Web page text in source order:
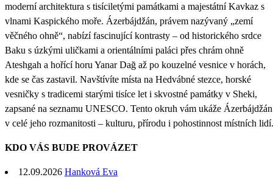
moderní architektura s tisíciletými památkami a majestátní Kavkaz s
vlnami Kaspického moře. Ázerbájdžán, právem nazývaný „zemí
věčného ohně“, nabízí fascinující kontrasty – od historického srdce
Baku s úzkými uličkami a orientálními paláci přes chrám ohně
Ateshgah a hořící horu Yanar Dağ až po kouzelné vesnice v horách,
kde se čas zastavil. Navštívíte místa na Hedvábné stezce, horské
vesničky s tradicemi starými tisíce let i skvostné památky v Sheki,
zapsané na seznamu UNESCO. Tento okruh vám ukáže Ázerbájdžán
v celé jeho rozmanitosti – kulturu, přírodu i pohostinnost místních lidí.
KDO VÁS BUDE PROVÁZET
12.09.2026 Hanková Eva